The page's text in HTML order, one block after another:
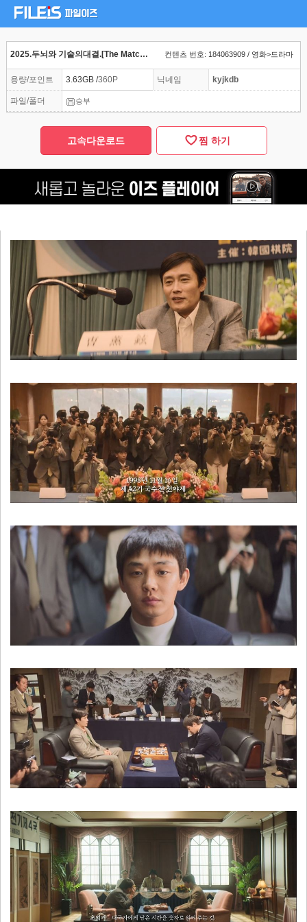
2025.두뇌와 기술의대결.[The Match].1080p 컨텐츠 번호: 184063909 / 영화>드라마
용량/포인트 3.63GB /360P 닉네임 kyjkdb
파일/폴더 승부
고속다운로드 찜 하기